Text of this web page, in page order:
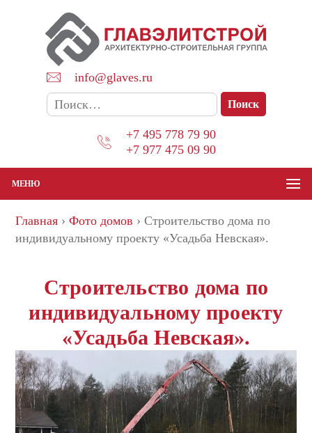
содержимому
info@glaves.ru
Найти:
+7 495 778 79 90
+7 977 475 09 90
МЕНЮ
Главная › Фото домов › Строительство дома по
индивидуальному проекту «Усадьба Невская».
Строительство дома по
индивидуальному проекту
«Усадьба Невская».